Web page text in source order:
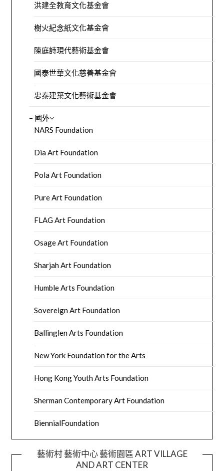
洪建全教育文化基金會
樹火紀念紙文化基金會
陳庭詩現代藝術基金會
國泰世華文化慈善基金會
忠泰建築文化藝術基金會
– 國外
NARS Foundation
Dia Art Foundation
Pola Art Foundation
Pure Art Foundation
FLAG Art Foundation
Osage Art Foundation
Sharjah Art Foundation
Humble Arts Foundation
Sovereign Art Foundation
Ballinglen Arts Foundation
New York Foundation for the Arts
Hong Kong Youth Arts Foundation
Sherman Contemporary Art Foundation
BiennialFoundation
藝術村 藝術中心 藝術園區 ART VILLAGE
AND ART CENTER